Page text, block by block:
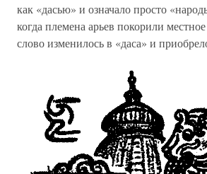
как «дасью» и означало просто
когда племена арьев покорили
слово изменилось в «даса» и